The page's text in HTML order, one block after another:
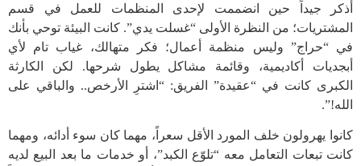
أذكر جيداً حين انضممت لإحدى المنظمات للعمل في قسم
المشتريات؛ من النظرة الأولى “غسلت يدي”. كانت البيئة توحي بأنك
في “حراج” وليس منظمة أعمال؛ فكر متهالك، غياب تام لأي
أبجديات أكاديمية، وقائمة مشاكل يطول شرحها. لكن الكارثة
الكبرى كانت في “عقيدة” الفريق: “اشترِ الأرخص.. والباقي على
الله!”.
كانوا يهرولون خلف المورد الأقل سعراً، مهما كان سوء أدائه، ومهما
كانت تبعات التعامل معه “تلوّع الكبد”، أو خدمات ما بعد البيع لديه